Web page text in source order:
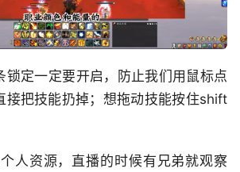
锁定一定要开启，防止我们用鼠标点
接把技能扔掉；想拖动技能按住shift
人资源，直播的时候有兄弟就观察